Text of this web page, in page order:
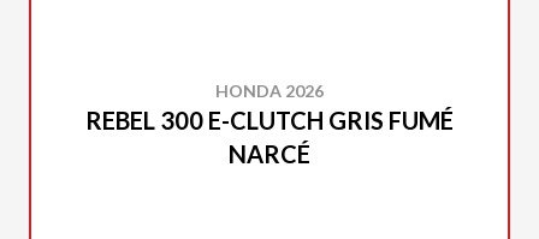
HONDA 2026
REBEL 300 E-CLUTCH GRIS FUMÉ
NARCÉ